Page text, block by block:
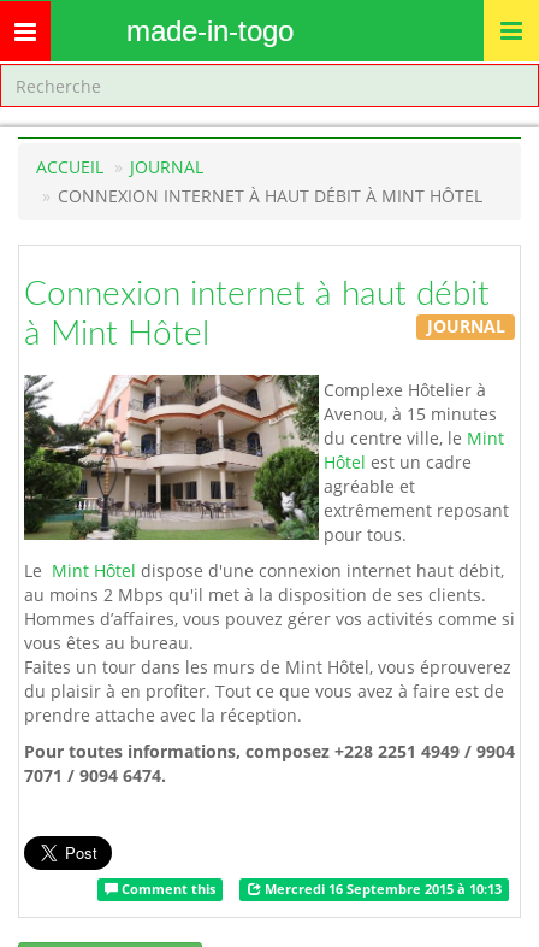
Toggle
navigation
made-in-togo
ACCUEIL
JOURNAL
CONNEXION INTERNET À HAUT DÉBIT À MINT HÔTEL
Connexion internet à haut débit
à Mint Hôtel
JOURNAL
Complexe Hôtelier à
Avenou, à 15 minutes
du centre ville, le Mint
Hôtel est un cadre
agréable et
extrêmement reposant
pour tous.
Le Mint Hôtel dispose d'une connexion internet haut débit,
au moins 2 Mbps qu'il met à la disposition de ses clients.
Hommes d’affaires, vous pouvez gérer vos activités comme si
vous êtes au bureau.
Faites un tour dans les murs de Mint Hôtel, vous éprouverez
du plaisir à en profiter. Tout ce que vous avez à faire est de
prendre attache avec la réception.
Pour toutes informations, composez +228 2251 4949 / 9904
7071 / 9094 6474.
Comment this Mercredi 16 Septembre 2015 à 10:13